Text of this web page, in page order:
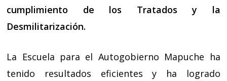
cumplimiento de los Tratados y la
Desmilitarización.
La Escuela para el Autogobierno Mapuche ha
tenido resultados eficientes y ha logrado